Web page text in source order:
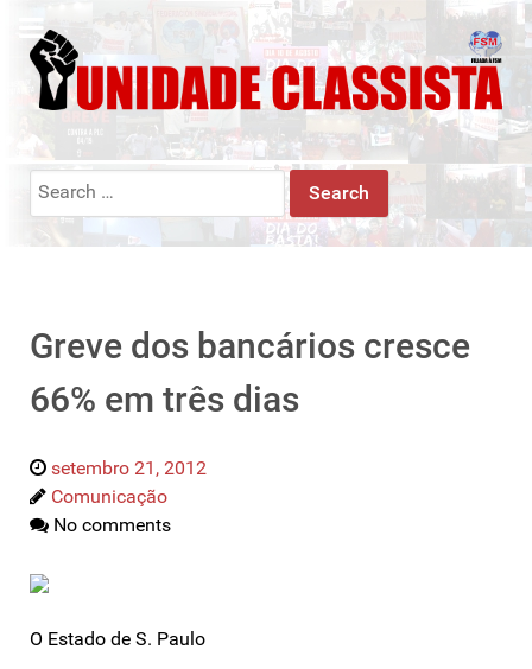
Search
Greve dos bancários cresce
66% em três dias
setembro 21, 2012
Comunicação
No comments
O Estado de S. Paulo